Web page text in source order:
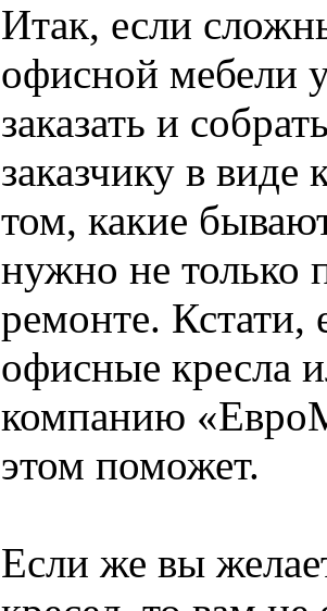
Итак, если
офисной мебели
заказать и
заказчику в
том, какие
нужно не только
ремонте. Кстати,
офисные кресла
компанию
этом поможет.
Если же вы